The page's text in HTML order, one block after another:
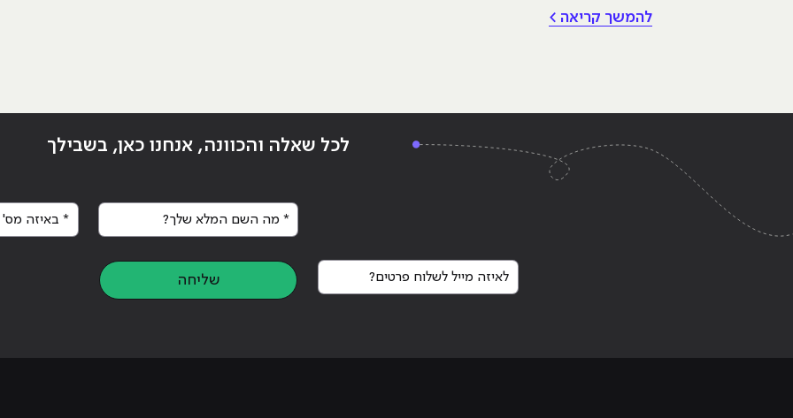
טמון בגודל התקציב, אלא ביכולת לשלב
עקרונות של שיווק דיגיטלי לעסקים קטנים
להמשך קריאה >
לכל שאלה והכוונה, אנחנו כאן, בשבילך
* מה השם המלא שלך? * באיזה מס'
לאיזה מייל לשלוח פרטים?
שליחה